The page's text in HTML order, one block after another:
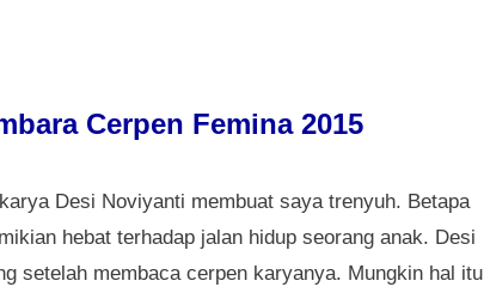
Cerpen Femina 2015
karya Desi Noviyanti membuat saya trenyuh. Betapa
hebat terhadap jalan hidup seorang anak. Desi
setelah membaca cerpen karyanya. Mungkin hal itu